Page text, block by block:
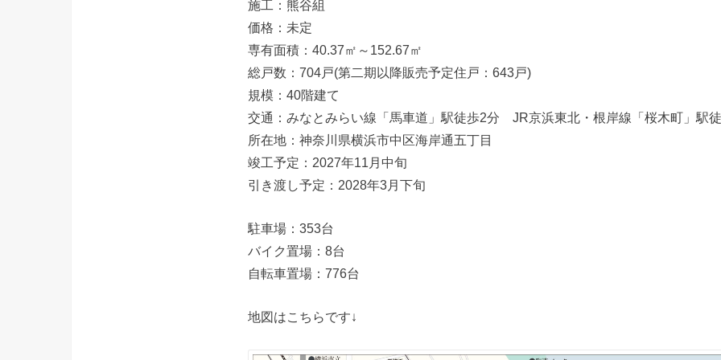
施工：熊谷組
価格：未定
専有面積：40.37㎡～152.67㎡
総戸数：704戸(第二期以降販売予定住戸：643戸)
規模：40階建て
交通：みなとみらい線「馬車道」駅徒歩2分 JR京浜東北・根岸線「桜木町」駅
所在地：神奈川県横浜市中区海岸通五丁目
竣工予定：2027年11月中旬
引き渡し予定：2028年3月下旬
駐車場：353台
バイク置場：8台
自転車置場：776台
地図はこちらです↓